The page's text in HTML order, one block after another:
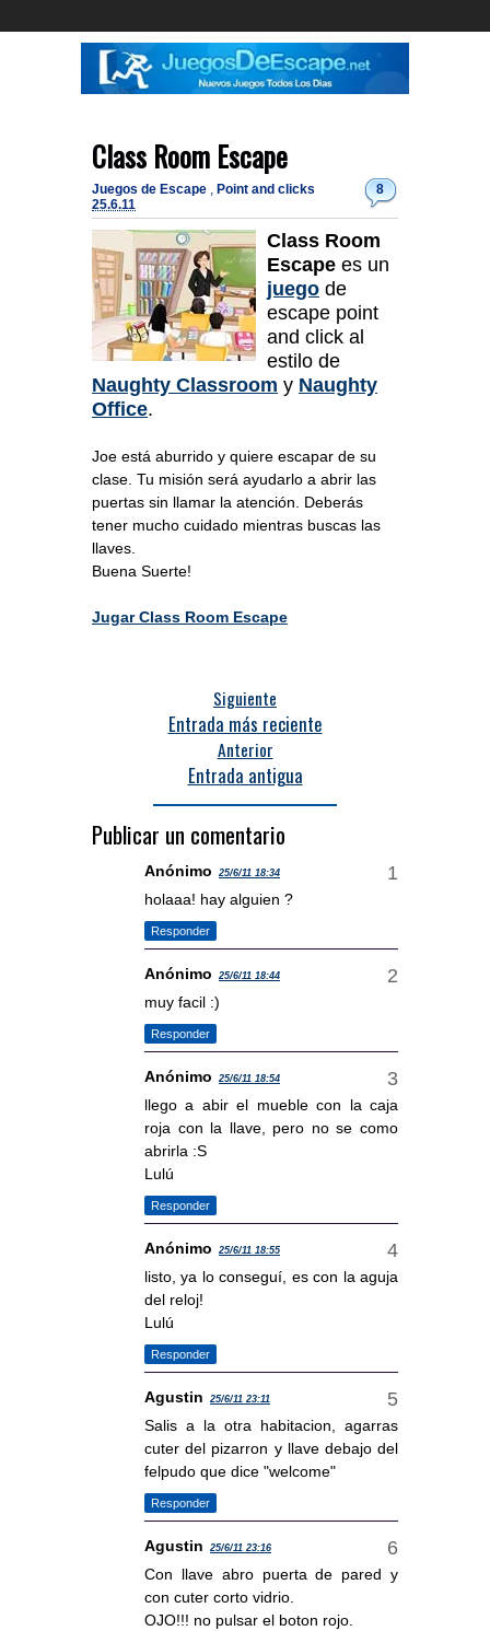
Class Room Escape
8
Juegos de Escape , Point and clicks
25.6.11
Class Room
Escape es un
juego de
escape point
and click al
estilo de
Naughty Classroom y Naughty
Office.
Joe está aburrido y quiere escapar de su
clase. Tu misión será ayudarlo a abrir las
puertas sin llamar la atención. Deberás
tener mucho cuidado mientras buscas las
llaves.
Buena Suerte!
Jugar Class Room Escape
Siguiente
Entrada más reciente
Anterior
Entrada antigua
Publicar un comentario
Anónimo 25/6/11 18:34
holaaa! hay alguien ?
Responder
Anónimo 25/6/11 18:44
muy facil :)
Responder
Anónimo 25/6/11 18:54
llego a abir el mueble con la caja
roja con la llave, pero no se como
abrirla :S
Lulú
Responder
Anónimo 25/6/11 18:55
listo, ya lo conseguí, es con la aguja
del reloj!
Lulú
Responder
Agustin 25/6/11 23:11
Salis a la otra habitacion, agarras
cuter del pizarron y llave debajo del
felpudo que dice "welcome"
Responder
Agustin 25/6/11 23:16
Con llave abro puerta de pared y
con cuter corto vidrio.
OJO!!! no pulsar el boton rojo.